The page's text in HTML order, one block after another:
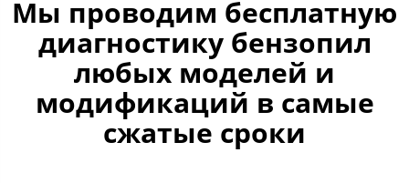
Мы проводим бесплатную
диагностику бензопил
любых моделей и
модификаций в самые
сжатые сроки